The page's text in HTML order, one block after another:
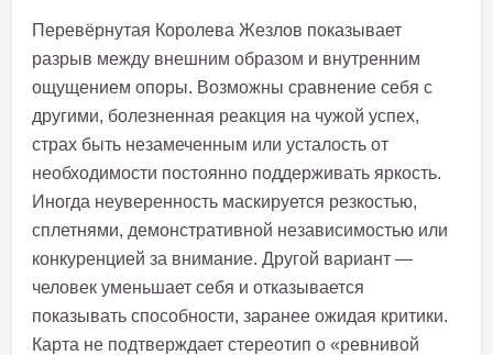
Перевёрнутая Королева Жезлов показывает
разрыв между внешним образом и внутренним
ощущением опоры. Возможны сравнение себя с
другими, болезненная реакция на чужой успех,
страх быть незамеченным или усталость от
необходимости постоянно поддерживать яркость.
Иногда неуверенность маскируется резкостью,
сплетнями, демонстративной независимостью или
конкуренцией за внимание. Другой вариант —
человек уменьшает себя и отказывается
показывать способности, заранее ожидая критики.
Карта не подтверждает стереотип о «ревнивой